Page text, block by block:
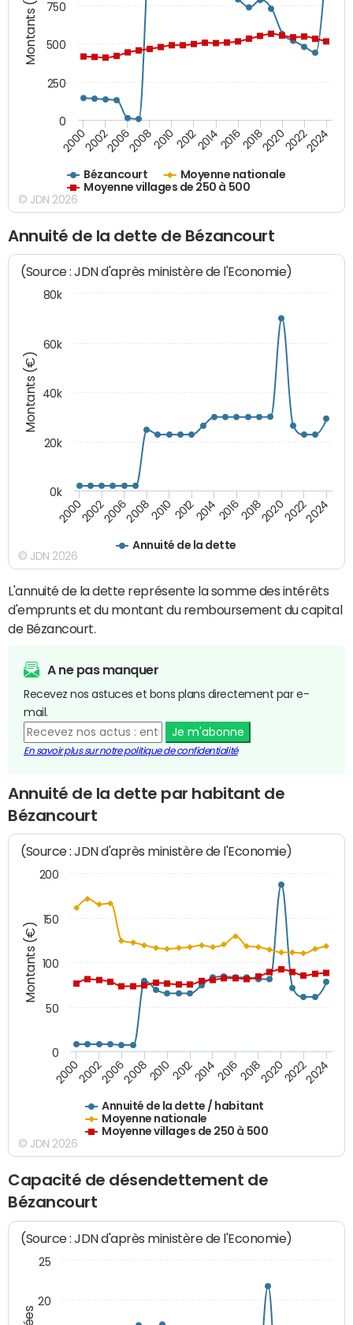
Montants (€)
Bézancourt
Moyenne nationale
Moyenne villages de 250 à 500
200020022006200820102012201420162018202020222024
0
250
500
750
© JDN 2026
Annuité de la dette de Bézancourt
Montants (€)
(Source : JDN d'après ministère de l'Economie)
Annuité de la dette
20002002200620082010 2012201420162018202020222024
0k
20k
40k
60k
80k
© JDN 2026
L'annuité de la dette représente la somme des intérêts
d'emprunts et du montant du remboursement du capital
de Bézancourt.
A ne pas manquer
Recevez nos astuces et bons plans directement par e-
mail.
Je m'abonne
En savoir plus sur notre politique de confidentialité
Annuité de la dette par habitant de
Bézancourt
Montants (€)
(Source : JDN d'après ministère de l'Economie)
Annuité de la dette / habitant
Moyenne nationale
Moyenne villages de 250 à 500
200020022006200820102012201420162018202020222024
0
50
100
150
200
© JDN 2026
Capacité de désendettement de
Bézancourt
(Source : JDN d'après ministère de l'Economie)
20
25